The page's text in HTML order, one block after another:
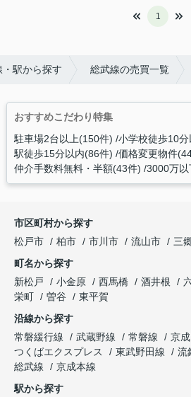
1
・駅から探す 総武線の売買一覧
おすすめこだわり特集
駐車場2台以上(150件) 小学校徒歩10
駅徒歩15分以内(86件) 価格変更物件
仲介手数料無料・半額(43件) 3000万
市区町村から探す
松戸市
柏市 市川市 流山市 三
町名から探す
新松戸
小金原 西馬橋 酒井根
栄町
曽谷
東平賀
沿線から探す
常磐緩行線
武蔵野線 常磐線
京
つくばエクスプレス
東武野田線 流
総武線
京成本線
駅から探す